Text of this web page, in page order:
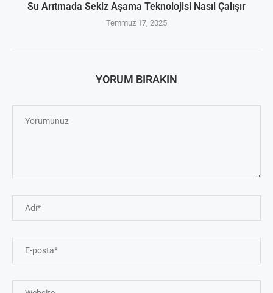
Su Arıtmada Sekiz Aşama Teknolojisi Nasıl Çalışır
Temmuz 17, 2025
YORUM BIRAKIN